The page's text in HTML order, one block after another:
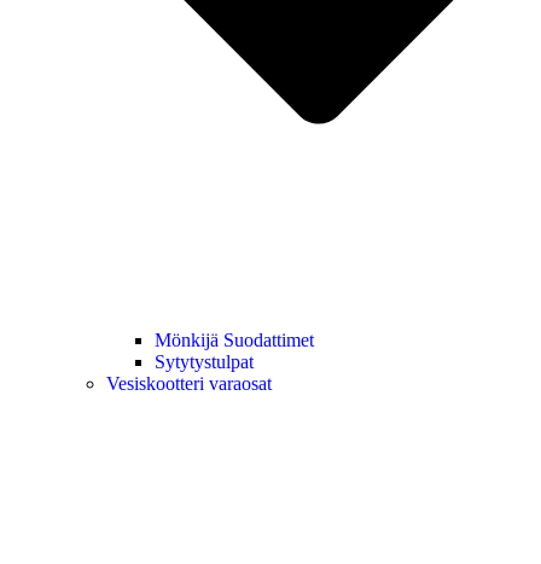
Mönkijä Suodattimet
Sytytystulpat
Vesiskootteri varaosat